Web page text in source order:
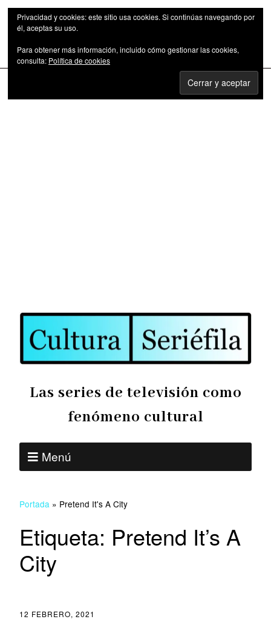
Las series de televisión como fenómeno cultural
Las series de televisión como
fenómeno cultural
Menú
Portada » Pretend It's A City
Etiqueta: Pretend It’s A
City
12 FEBRERO, 2021
Privacidad y cookies: este sitio usa cookies. Si continúas navegando por
él, aceptas su uso.
Para obtener más información, incluido cómo gestionar las cookies,
consulta: Política de cookies